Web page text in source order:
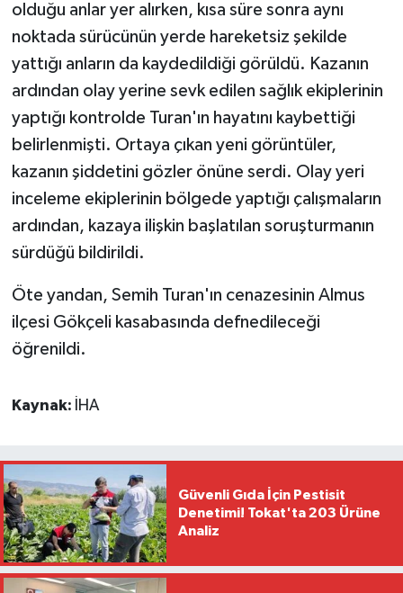
olduğu anlar yer alırken, kısa süre sonra aynı
noktada sürücünün yerde hareketsiz şekilde
yattığı anların da kaydedildiği görüldü. Kazanın
ardından olay yerine sevk edilen sağlık ekiplerinin
yaptığı kontrolde Turan'ın hayatını kaybettiği
belirlenmişti. Ortaya çıkan yeni görüntüler,
kazanın şiddetini gözler önüne serdi. Olay yeri
inceleme ekiplerinin bölgede yaptığı çalışmaların
ardından, kazaya ilişkin başlatılan soruşturmanın
sürdüğü bildirildi.
Öte yandan, Semih Turan'ın cenazesinin Almus
ilçesi Gökçeli kasabasında defnedileceği
öğrenildi.
Kaynak: İHA
Güvenli Gıda İçin Pestisit
Denetimi! Tokat'ta 203 Ürüne
Analiz